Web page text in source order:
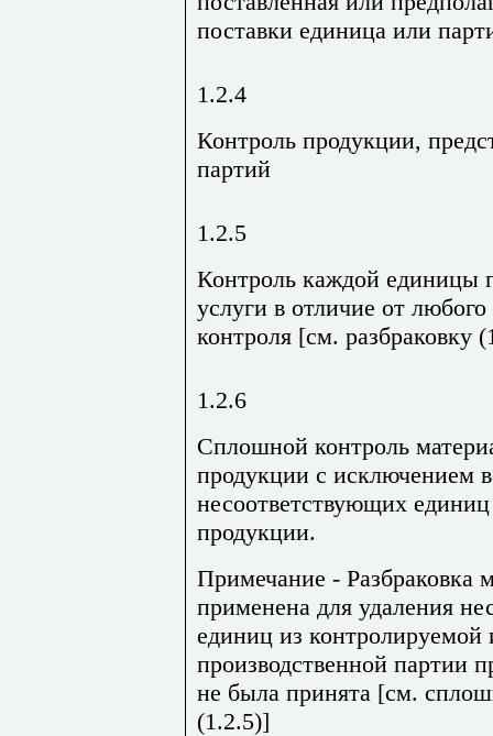
поставки единица или
1.2.4
Контроль продукции,
партий
1.2.5
Контроль каждой единицы
услуги в отличие от
контроля [см. разбраковку
1.2.6
Сплошной контроль
продукции с исключением
несоответствующих
продукции.
Примечание - Разбраковка
применена для удаления
единиц из контролируемой
производственной партии
не была принята [см.
(1.2.5)]